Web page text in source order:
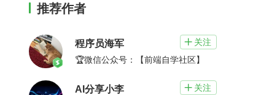
推荐作者
程序员海军  关注
🏆微信公众号：【前端自学社区】
AI分享小李  关注